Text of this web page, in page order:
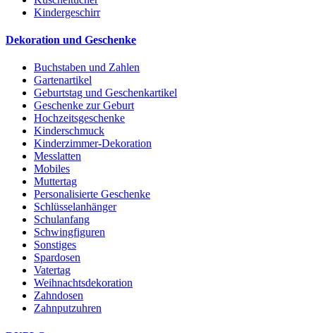
Kindergeschirr
Dekoration und Geschenke
Buchstaben und Zahlen
Gartenartikel
Geburtstag und Geschenkartikel
Geschenke zur Geburt
Hochzeitsgeschenke
Kinderschmuck
Kinderzimmer-Dekoration
Messlatten
Mobiles
Muttertag
Personalisierte Geschenke
Schlüsselanhänger
Schulanfang
Schwingfiguren
Sonstiges
Spardosen
Vatertag
Weihnachtsdekoration
Zahndosen
Zahnputzuhren